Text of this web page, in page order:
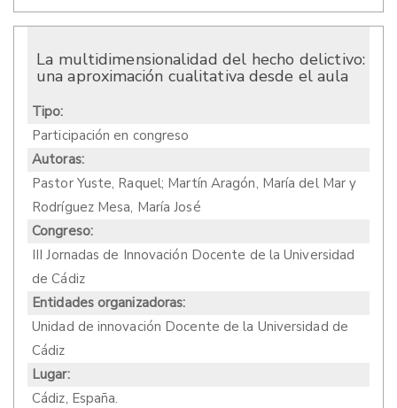
La multidimensionalidad del hecho delictivo:
una aproximación cualitativa desde el aula
Tipo:
Participación en congreso
Autoras:
Pastor Yuste, Raquel; Martín Aragón, María del Mar y
Rodríguez Mesa, María José
Congreso:
III Jornadas de Innovación Docente de la Universidad
de Cádiz
Entidades organizadoras:
Unidad de innovación Docente de la Universidad de
Cádiz
Lugar:
Cádiz, España.